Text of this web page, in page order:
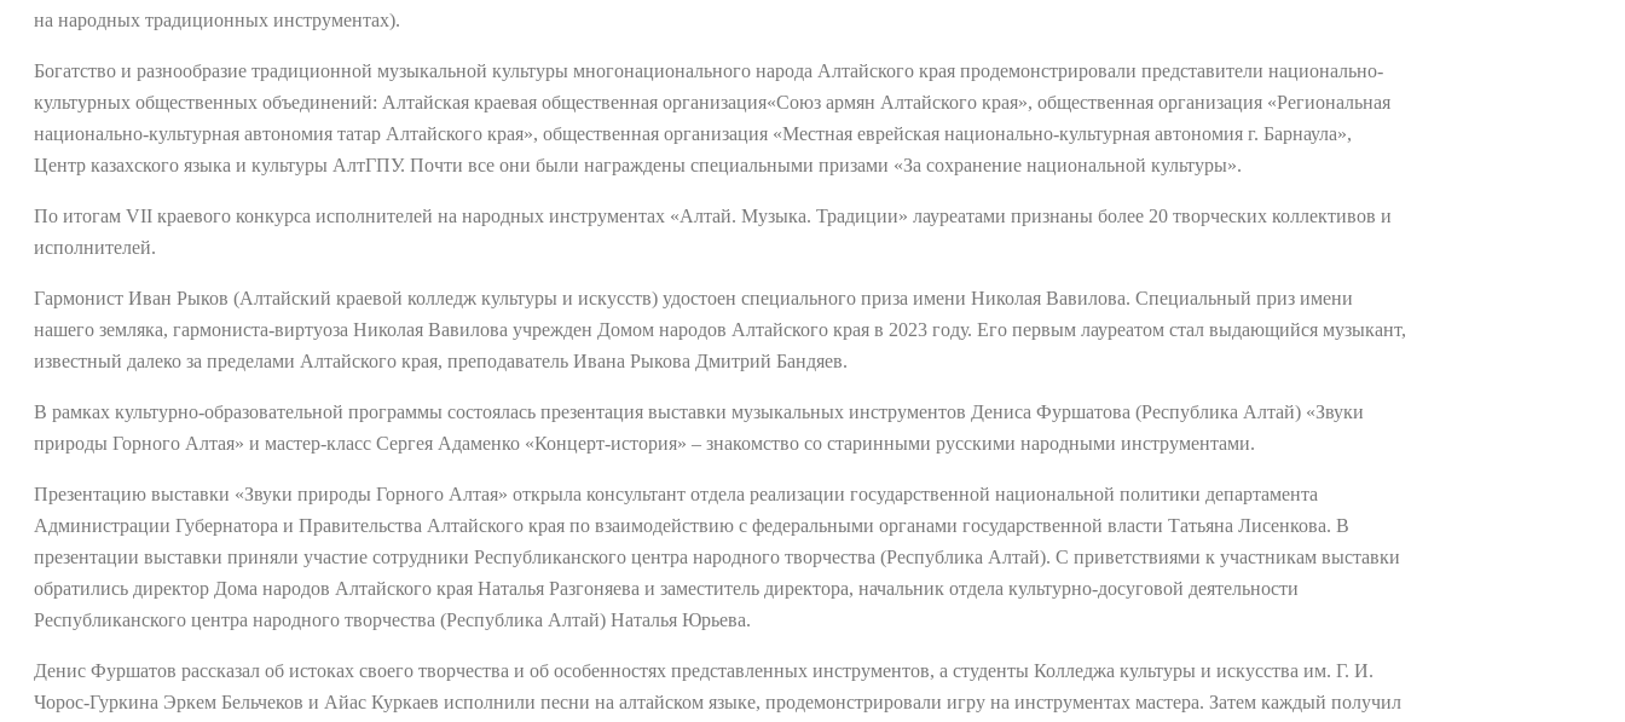
на народных традиционных инструментах).
Богатство и разнообразие традиционной музыкальной культуры многонационального народа Алтайского края продемонстрировали представители национально-
культурных общественных объединений: Алтайская краевая общественная организация«Союз армян Алтайского края», общественная организация «Региональная
национально-культурная автономия татар Алтайского края», общественная организация «Местная еврейская национально-культурная автономия г. Барнаула»,
Центр казахского языка и культуры АлтГПУ. Почти все они были награждены специальными призами «За сохранение национальной культуры».
По итогам VII краевого конкурса исполнителей на народных инструментах «Алтай. Музыка. Традиции» лауреатами признаны более 20 творческих коллективов и
исполнителей.
Гармонист Иван Рыков (Алтайский краевой колледж культуры и искусств) удостоен специального приза имени Николая Вавилова. Специальный приз имени
нашего земляка, гармониста-виртуоза Николая Вавилова учрежден Домом народов Алтайского края в 2023 году. Его первым лауреатом стал выдающийся музыкант,
известный далеко за пределами Алтайского края, преподаватель Ивана Рыкова Дмитрий Бандяев.
В рамках культурно-образовательной программы состоялась презентация выставки музыкальных инструментов Дениса Фуршатова (Республика Алтай) «Звуки
природы Горного Алтая» и мастер-класс Сергея Адаменко «Концерт-история» – знакомство со старинными русскими народными инструментами.
Презентацию выставки «Звуки природы Горного Алтая» открыла консультант отдела реализации государственной национальной политики департамента
Администрации Губернатора и Правительства Алтайского края по взаимодействию с федеральными органами государственной власти Татьяна Лисенкова. В
презентации выставки приняли участие сотрудники Республиканского центра народного творчества (Республика Алтай). С приветствиями к участникам выставки
обратились директор Дома народов Алтайского края Наталья Разгоняева и заместитель директора, начальник отдела культурно-досуговой деятельности
Республиканского центра народного творчества (Республика Алтай) Наталья Юрьева.
Денис Фуршатов рассказал об истоках своего творчества и об особенностях представленных инструментов, а студенты Колледжа культуры и искусства им. Г. И.
Чорос-Гуркина Эркем Бельчеков и Айас Куркаев исполнили песни на алтайском языке, продемонстрировали игру на инструментах мастера. Затем каждый получил